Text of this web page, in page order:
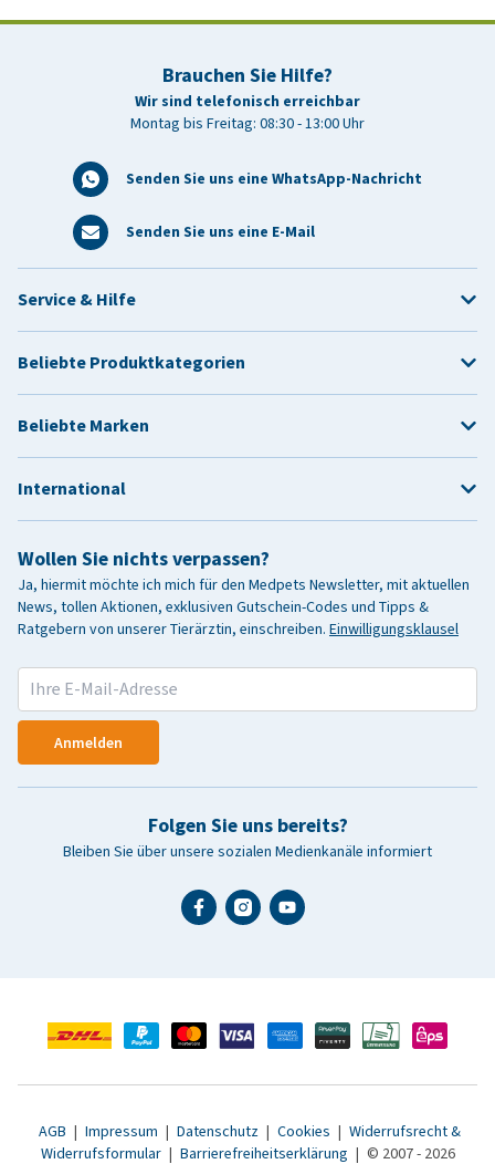
Brauchen Sie Hilfe?
Wir sind telefonisch erreichbar
Montag bis Freitag: 08:30 - 13:00 Uhr
Senden Sie uns eine WhatsApp-Nachricht
Senden Sie uns eine E-Mail
Wollen Sie nichts verpassen?
Ja, hiermit möchte ich mich für den Medpets Newsletter, mit aktuellen
News, tollen Aktionen, exklusiven Gutschein-Codes und Tipps &
Ratgebern von unserer Tierärztin, einschreiben. Einwilligungsklausel
Anmelden
Folgen Sie uns bereits?
Bleiben Sie über unsere sozialen Medienkanäle informiert
Service & Hilfe
Beliebte Produktkategorien
Beliebte Marken
International
AGB | Impressum | Datenschutz | Cookies | Widerrufsrecht &
Widerrufsformular | Barrierefreiheitserklärung | © 2007 - 2026